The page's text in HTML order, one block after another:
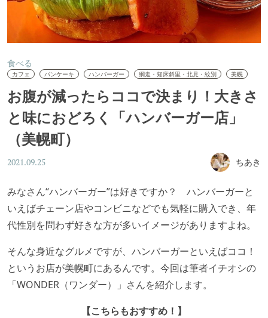
食べる
カフェ パンケーキ ハンバーガー 網走・知床斜里・北見・紋別 美幌
お腹が減ったらココで決まり！大きさ
と味におどろく「ハンバーガー店」
（美幌町）
2021.09.25 ちあき
みなさん“ハンバーガー”は好きですか？ ハンバーガーと
いえばチェーン店やコンビニなどでも気軽に購入でき、年
代性別を問わず好きな方が多いイメージがありますよね。
そんな身近なグルメですが、ハンバーガーといえばココ！
というお店が美幌町にあるんです。 今回は筆者イチオシの
「WONDER（ワンダー）
」さんを紹介します。
【こちらもおすすめ！】